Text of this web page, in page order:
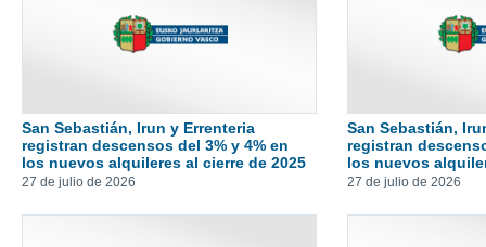
San Sebastián, Irun y Errenteria
registran descensos del 3% y 4% en
los nuevos alquileres al cierre de 2025
27 de julio de 2026
San Sebastián,
registran
los nuevos
27 de julio de 2026